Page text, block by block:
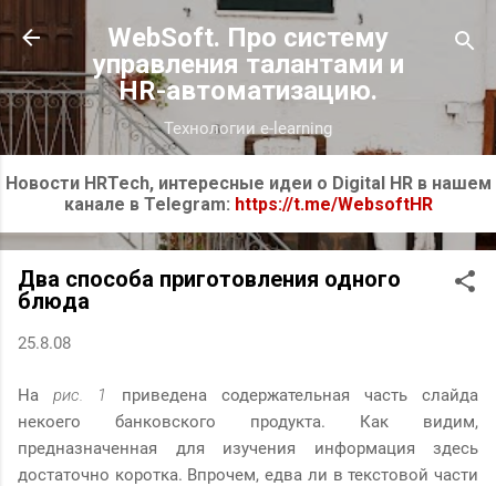
К основному контенту
WebSoft. Про систему
управления талантами и
HR-автоматизацию.
Технологии e-learning
Новости HRTech, интересные идеи о Digital HR в нашем
канале в Telegram: https://t.me/WebsoftHR
Два способа приготовления одного
блюда
25.8.08
Нарис. 1
приведена содержательная часть слайда
некоего банковского продукта. Как видим,
предназначенная для изучения информация здесь
достаточно коротка. Впрочем, едва ли в текстовой части